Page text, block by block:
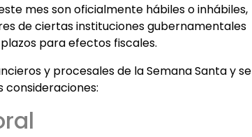
mes son oficialmente hábiles o inhábiles,
de ciertas instituciones gubernamentales
para efectos fiscales.
y procesales de la Semana Santa y se
consideraciones: